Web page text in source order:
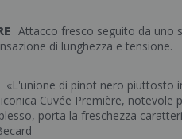
Attacco fresco seguito da uno
di lunghezza e tensione.
«L'unione di pinot nero piuttosto
Cuvée Première, notevole
porta la freschezza